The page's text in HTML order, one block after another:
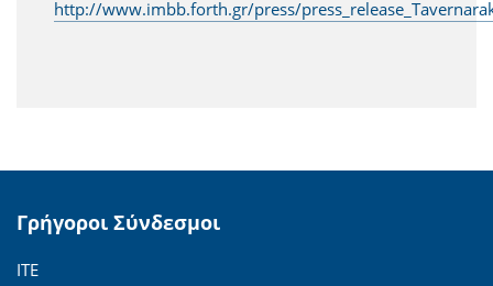
http://www.imbb.forth.gr/press/
Γρήγοροι Σύνδεσμοι
ΙΤΕ